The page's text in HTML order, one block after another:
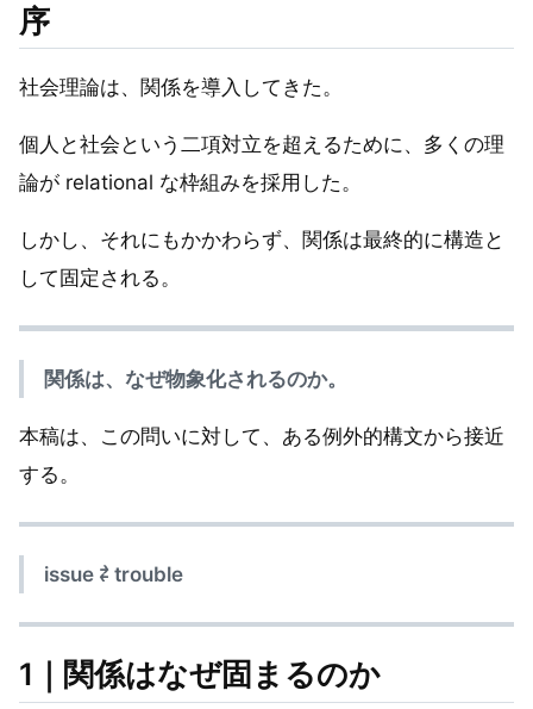
序
社会理論は、関係を導入してきた。
個人と社会という二項対立を超えるために、多くの理
論が relational な枠組みを採用した。
しかし、それにもかかわらず、関係は最終的に構造と
して固定される。
関係は、なぜ物象化されるのか。
本稿は、この問いに対して、ある例外的構文から接近
する。
issue ⇄ trouble
1｜関係はなぜ固まるのか